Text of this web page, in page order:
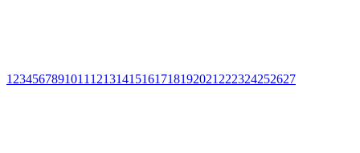
1 234567891011 12131415161718192021 222324252627